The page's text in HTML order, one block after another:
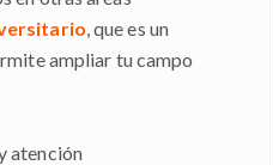
, que es un
ampliar tu campo
atención